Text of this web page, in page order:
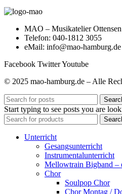
MAO – Musikatelier Ottensen
Telefon: 040-1812 3055
eMail: info@mao-hamburg.de
Facebook TwitterYoutube
© 2025 mao-hamburg.de – Alle
Start typing to see posts you are
Unterricht
Gesangsunterricht
Instrumentalunterricht
Mellowtrain Bigband
Chor
Soulpop Chor
Chor Montag /